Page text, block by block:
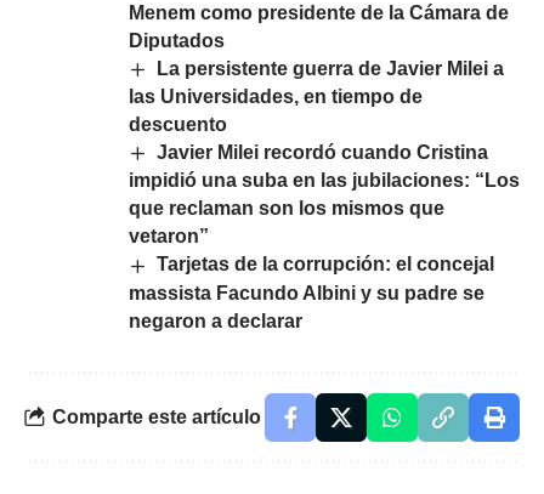
Menem como presidente de la Cámara de
Diputados
La persistente guerra de Javier Milei a
las Universidades, en tiempo de
descuento
Javier Milei recordó cuando Cristina
impidió una suba en las jubilaciones: “Los
que reclaman son los mismos que
vetaron”
Tarjetas de la corrupción: el concejal
massista Facundo Albini y su padre se
negaron a declarar
Comparte este artículo